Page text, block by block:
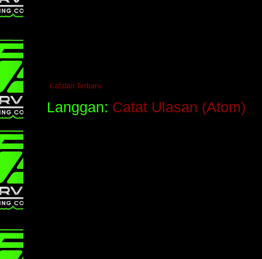
Catatan Terbaru
Langgan: Catat Ulasan (Atom)